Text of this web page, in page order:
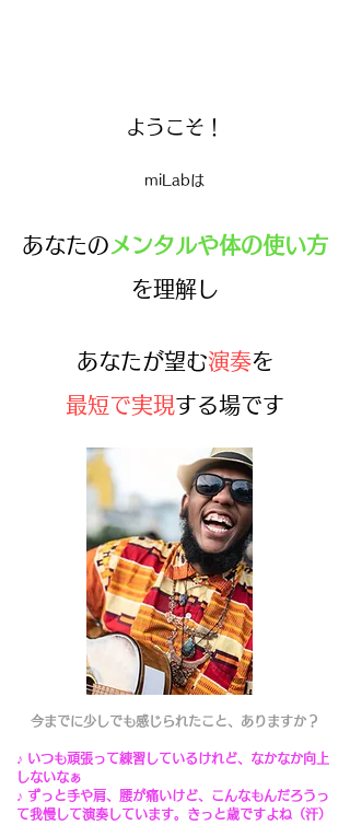
ようこそ！
miLabは
あなたの メンタルや体の使い方
を理解し
あなたが望む演奏を
最短で実現する場です
今までに少しでも感じられたこと、ありますか？
♪ いつも頑張って練習しているけれど、なかなか向上
しないなぁ
♪ ずっと手や肩、腰が痛いけど、こんなもんだろうっ
て我慢して演奏しています。きっと歳ですよね（汗）